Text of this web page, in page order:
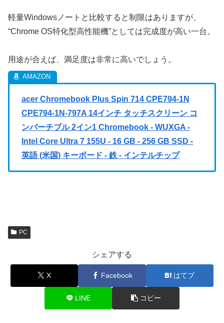
軽量Windowsノートと比較すると制限はありますが、
“Chrome OS特化型高性能機”としては完成度が高い一台。
用途が合えば、満足度は非常に高いでしょう。
acer Chromebook Plus Spin 714 CPE794-1N
CPE794-1N-797A 14インチ タッチスクリーン コ
ンバーチブル 2イン1 Chromebook - WUXGA -
Intel Core Ultra 7 155U - 16 GB - 256 GB SSD -
英語 (米国) キーボード - 鉄 - インテルチップ
PC
シェアする
X Facebook はてブ
LINE コピー